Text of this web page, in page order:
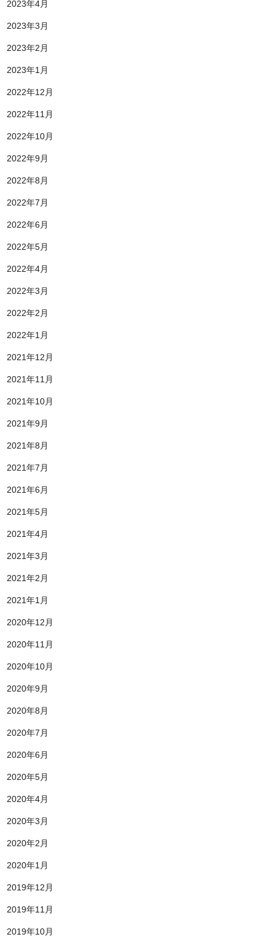
2023年4月
2023年3月
2023年2月
2023年1月
2022年12月
2022年11月
2022年10月
2022年9月
2022年8月
2022年7月
2022年6月
2022年5月
2022年4月
2022年3月
2022年2月
2022年1月
2021年12月
2021年11月
2021年10月
2021年9月
2021年8月
2021年7月
2021年6月
2021年5月
2021年4月
2021年3月
2021年2月
2021年1月
2020年12月
2020年11月
2020年10月
2020年9月
2020年8月
2020年7月
2020年6月
2020年5月
2020年4月
2020年3月
2020年2月
2020年1月
2019年12月
2019年11月
2019年10月